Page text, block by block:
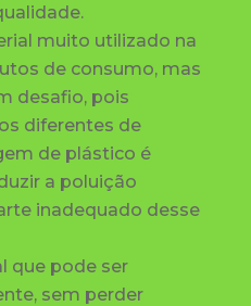
muito utilizado na
de consumo, mas
desafio, pois
diferentes de
de plástico é
a poluição
inadequado desse
que pode ser
sem perder